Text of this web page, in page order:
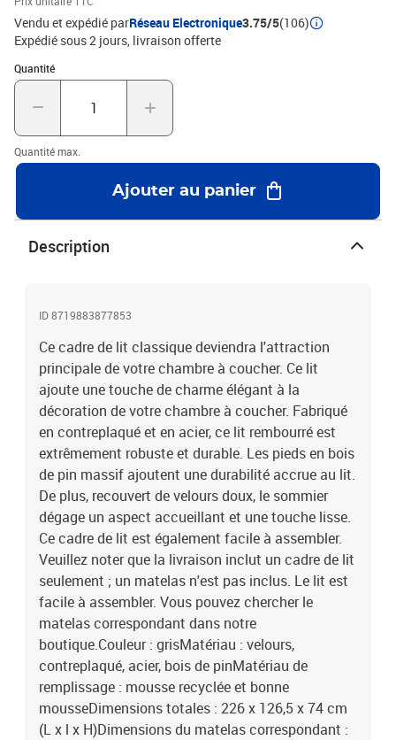
x 74 cm (L x l x H)Dimensions du matelas correspondant : 120 x
200 cm (l x L) (matelas non inclus)Hauteur du lit à partir du sol :
31,5 cmL'assemblage est requis
Vendu et expédié parRéseau Electronique3.75/5(106)
Expédié sous 2 jours livraison offerte
Quantité
Quantité : 1
Quantité max.
Ajouter au panier
Description
ID 8719883877853
Ce cadre de lit classique deviendra l'attraction
principale de votre chambre à coucher. Ce lit
ajoute une touche de charme élégant à la
décoration de votre chambre à coucher. Fabriqué
en contreplaqué et en acier, ce lit rembourré est
extrêmement robuste et durable. Les pieds en bois
de pin massif ajoutent une durabilité accrue au lit.
De plus, recouvert de velours doux, le sommier
dégage un aspect accueillant et une touche lisse.
Ce cadre de lit est également facile à assembler.
Veuillez noter que la livraison inclut un cadre de lit
seulement ; un matelas n'est pas inclus. Le lit est
facile à assembler. Vous pouvez chercher le
matelas correspondant dans notre
boutique.Couleur : grisMatériau : velours,
contreplaqué, acier, bois de pinMatériau de
remplissage : mousse recyclée et bonne
mousseDimensions totales : 226 x 126,5 x 74 cm
(L x l x H)Dimensions du matelas correspondant :